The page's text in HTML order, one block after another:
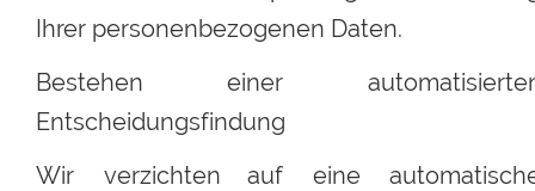
Ihrer personenbezogenen Daten.
Bestehen
einer
Entscheidungsfindung
Wir
verzichten auf eine